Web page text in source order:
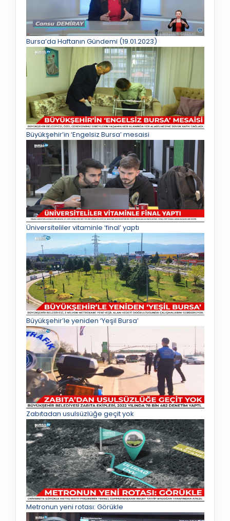
Bursa’da Haftanın Gündemi (19.01.2023)
Büyükşehir’in ‘Engelsiz Bursa’ mesaisi
Üniversiteliler vitaminle ‘final’ yaptı
Büyükşehir’le yeniden ‘Yeşil Bursa’
Zabıtadan usulsüzlüğe geçit yok
Metronun yeni rotası: Görükle